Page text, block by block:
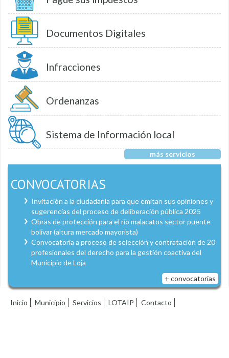
Documentos Digitales
Infracciones
Ordenanzas
Sistema de Información local
más servicios
CONVOCATORIAS
Invitación a la ciudadanía para que emitan sus opiniones y
sugerencias del proceso de deliberación pública 2025
Obras de protección para el río malacatos sector puente
bolívar (altura mercado mayorista)
Convocatoria a proceso de selección y contratación de 20
profesionales del derecho para la gestión coactiva del
Municipio de Loja
+ convocatorias
Inicio Municipio Servicios LOTAIP Contacto